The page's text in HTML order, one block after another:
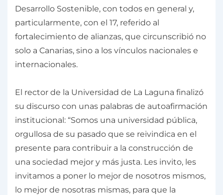
Desarrollo Sostenible, con todos en general y,
particularmente, con el 17, referido al
fortalecimiento de alianzas, que circunscribió no
solo a Canarias, sino a los vínculos nacionales e
internacionales.
El rector de la Universidad de La Laguna finalizó
su discurso con unas palabras de autoafirmación
institucional: “Somos una universidad pública,
orgullosa de su pasado que se reivindica en el
presente para contribuir a la construcción de
una sociedad mejor y más justa. Les invito, les
invitamos a poner lo mejor de nosotros mismos,
lo mejor de nosotras mismas, para que la